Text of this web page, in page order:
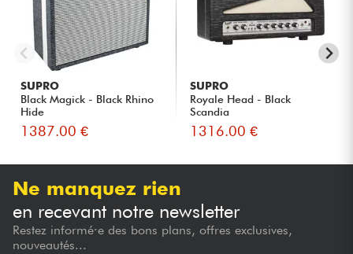
SUPRO
Black Magick - Black Rhino
Hide
1387.00 €
SUPRO
Royale Head - Black
Scandia
1316.00 €
Ne manquez rien
en recevant notre newsletter
Restez informé·e des bons plans, offres exclusives,
nouveautés...